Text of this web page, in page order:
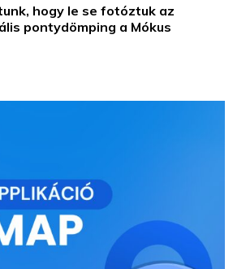
hogy le se fotóztuk az
pontydömping a Mókus